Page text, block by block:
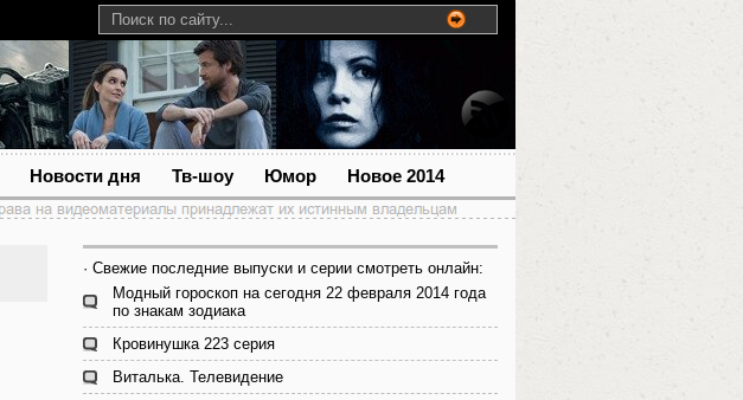
Новости дня Тв-шоу Юмор Новое 2014
· Свежие последние выпуски и серии смотреть онлайн:
Модный гороскоп на сегодня 22 февраля 2014 года
по знакам зодиака
Кровинушка 223 серия
Виталька. Телевидение